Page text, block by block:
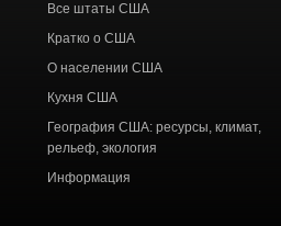
Все штаты США
Кратко о США
О населении США
Кухня США
География США: ресурсы, климат,
рельеф, экология
Информация